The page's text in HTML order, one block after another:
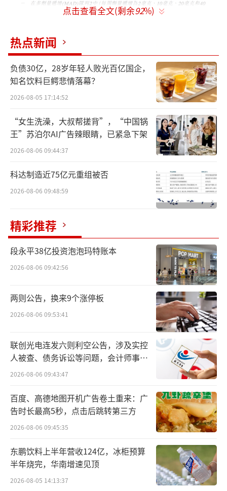
值得关注的是，在歌礼公布了ASC30最新
数据后，利好消息刺激，歌礼制药2月20日开盘
大涨，虽然在2月21日股价有所回调，但这是继
2024年完成股价翻倍之后，2025年短短2个月
业内观点分析认为，近年来以司美格鲁
肽、替尔泊肽等为代表的GLP-1药物像是一
记“王炸”，轰动全球医药产业，斩获数百亿
美元庞大市场。歌礼制药此番股价的大涨势
头，与代谢疾病领域的巨大市场潜力不无关
联。ASC30会是业内人士与资本市场青睐的下
点击查看全文(剩余92%)
热点新闻
负债30亿，28岁年轻人败光百亿国企，
知名饮料巨鳄悲情落幕？
2026-08-05 17:14:52
“女生洗澡，大叔帮搓背”，“中国锅
王”苏泊尔AI广告辣眼睛，已紧急下架
2026-08-06 09:44:37
科达制造近75亿元重组被否
2026-08-06 09:48:59
精彩推荐
段永平38亿投资泡泡玛特账本
2026-08-06 09:42:56
两则公告，换来9个涨停板
2026-08-06 09:53:41
联创光电连发六则利空公告，涉及实控
人被查、债务诉讼等问题，会计师事务
所曾出具“保留意见”
2026-08-06 09:43:47
百度、高德地图开机广告卷土重来：广
告时长最高5秒，点击后跳转第三方
2026-08-06 09:45:35
东鹏饮料上半年营收124亿，冰柜预算
半年烧完，华南增速见顶
2026-08-05 14:13:37